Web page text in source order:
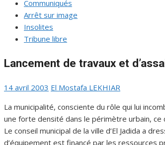
Communiqués
Arrêt sur image
Insolites
Tribune libre
Lancement de travaux et
Publié
14 avril 2003 Auteur/autrice
El Mostafa LEKHIAR
La municipalité, consciente du rôle qui lui
une forte densité dans le périmètre urbain, ce
Le conseil municipal de la ville d’El Jadida a
d’équipement est financé par les ressources